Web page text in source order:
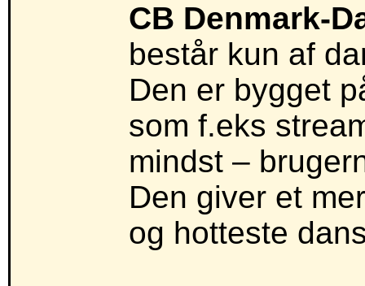
CB Denmark-
består kun af
Den er bygget
som f.eks
mindst –
Den giver et
og hotteste